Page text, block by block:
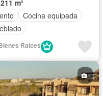
211 m²
Cocina equipada
Raíces